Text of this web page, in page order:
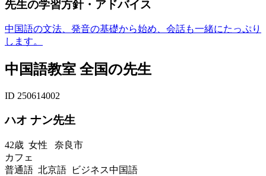
先生の学習方針・アドバイス
中国語の文法、発音の基礎から始め、会話も一緒にたっぷり
します。
中国語教室 全国の先生
ID 250614002
ハオ ナン先生
42歳 女性 奈良市
カフェ
普通語 北京語 ビジネス中国語